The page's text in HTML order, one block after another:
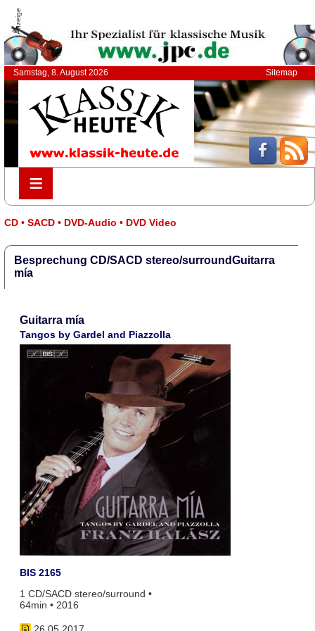
Anzeige
Samstag, 8. August 2026 Sitemap
≡
≡
CD • SACD • DVD-Audio • DVD Video
Besprechung CD/SACD stereo/surroundGuitarra
mía
Guitarra mía
Tangos by Gardel and Piazzolla
BIS 2165
1 CD/SACD stereo/surround •
64min • 2016
26.05.2017